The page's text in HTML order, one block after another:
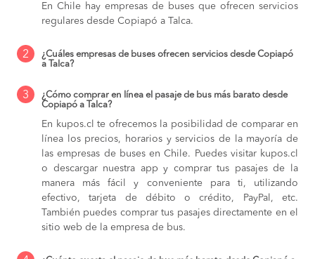
En Chile hay empresas de buses que ofrecen servicios
regulares desde Copiapó a Talca.
2
¿Cuáles empresas de buses ofrecen servicios desde Copiapó
a Talca?
3
¿Cómo comprar en línea el pasaje de bus más barato desde
Copiapó a Talca?
En kupos.cl te ofrecemos la posibilidad de comparar en
línea los precios, horarios y servicios de la mayoría de
las empresas de buses en Chile. Puedes visitar kupos.cl
o descargar nuestra app y comprar tus pasajes de la
manera más fácil y conveniente para ti, utilizando
efectivo, tarjeta de débito o crédito, PayPal, etc.
También puedes comprar tus pasajes directamente en el
sitio web de la empresa de bus.